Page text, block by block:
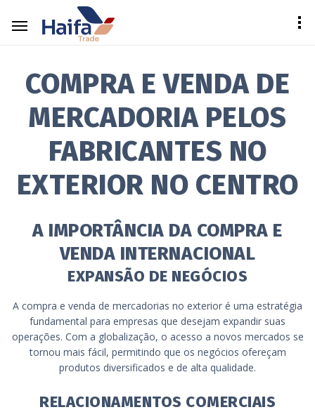
COMPRA E VENDA DE
MERCADORIA PELOS
FABRICANTES NO
EXTERIOR NO CENTRO
A IMPORTÂNCIA DA COMPRA E
VENDA INTERNACIONAL
EXPANSÃO DE NEGÓCIOS
A compra e venda de mercadorias no exterior é uma estratégia
fundamental para empresas que desejam expandir suas
operações. Com a globalização, o acesso a novos mercados se
tornou mais fácil, permitindo que os negócios ofereçam
produtos diversificados e de alta qualidade.
RELACIONAMENTOS COMERCIAIS